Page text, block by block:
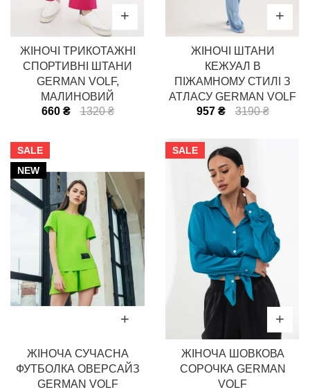
ЖІНОЧІ ТРИКОТАЖНІ
СПОРТИВНІ ШТАНИ
GERMAN VOLF,
МАЛИНОВИЙ
660 ₴
1320 ₴
ЖІНОЧІ ШТАНИ
КЕЖУАЛ В
ПІЖАМНОМУ СТИЛІ З
АТЛАСУ GERMAN VOLF
957 ₴
3190 ₴
SALE
NEW
ЖІНОЧА СУЧАСНА
ФУТБОЛКА ОВЕРСАЙЗ
GERMAN VOLF
SALE
ЖІНОЧА ШОВКОВА
СОРОЧКА GERMAN
VOLF